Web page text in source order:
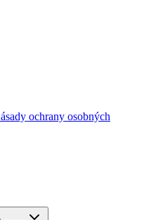
ochrany osobných